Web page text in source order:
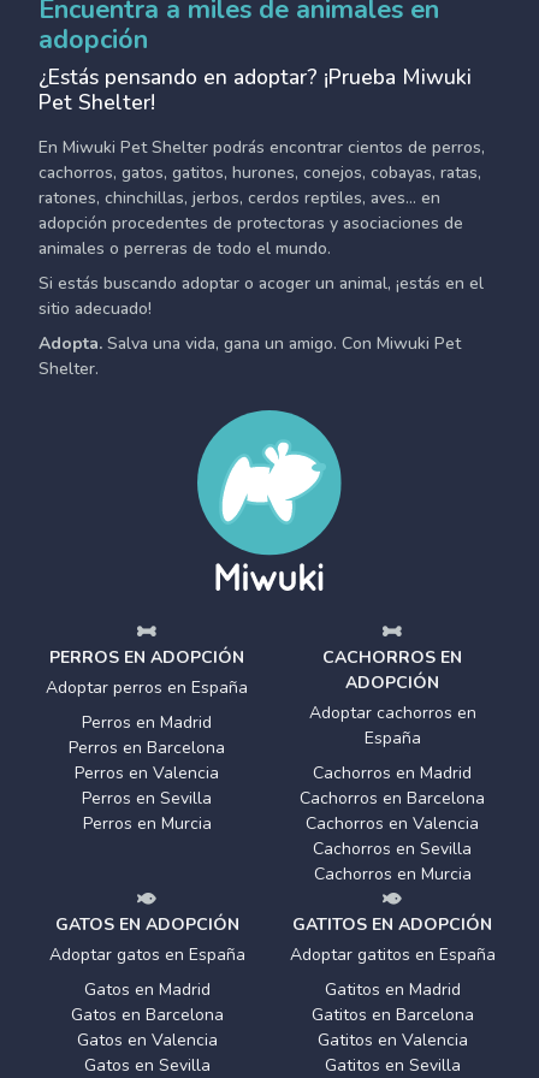
Encuentra a miles de animales en
adopción
¿Estás pensando en adoptar? ¡Prueba Miwuki
Pet Shelter!
En Miwuki Pet Shelter podrás encontrar cientos de perros,
cachorros, gatos, gatitos, hurones, conejos, cobayas, ratas,
ratones, chinchillas, jerbos, cerdos reptiles, aves... en
adopción procedentes de protectoras y asociaciones de
animales o perreras de todo el mundo.
Si estás buscando adoptar o acoger un animal, ¡estás en el
sitio adecuado!
Adopta. Salva una vida, gana un amigo. Con Miwuki Pet
Shelter.
PERROS EN ADOPCIÓN
Adoptar perros en España
Perros en Madrid
Perros en Barcelona
Perros en Valencia
Perros en Sevilla
Perros en Murcia
CACHORROS EN
ADOPCIÓN
Adoptar cachorros en
España
Cachorros en Madrid
Cachorros en Barcelona
Cachorros en Valencia
Cachorros en Sevilla
Cachorros en Murcia
GATOS EN ADOPCIÓN
Adoptar gatos en España
Gatos en Madrid
Gatos en Barcelona
Gatos en Valencia
Gatos en Sevilla
GATITOS EN ADOPCIÓN
Adoptar gatitos en España
Gatitos en Madrid
Gatitos en Barcelona
Gatitos en Valencia
Gatitos en Sevilla